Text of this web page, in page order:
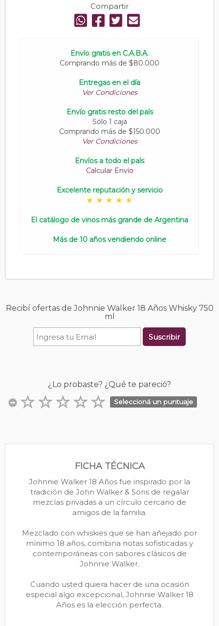
Compartir
Envío gratis en C.A.B.A.
Comprando más de $80.000
Entregas en el día
Ver Condiciones
Envío gratis resto del país
Sólo 1 caja
Comprando más de $150.000
Ver Condiciones
Envíos a todo el país
Calcular Envío
Excelente reputación y servicio
El catálogo de vinos más grande de Argentina
Más de 10 años vendiendo online
Recibí ofertas de Johnnie Walker 18 Años Whisky 750
ml
Suscribir
¿Lo probaste? ¿Qué te pareció?
Seleccioná un puntuaje
FICHA TÉCNICA
Johnnie Walker 18 Años fue inspirado por la
tradición de John Walker & Sons de regalar
mezclas privadas a un círculo cercano de
amigos de la familia.
Mezclado con whiskies que se han añejado por
mínimo 18 años, combina notas sofisticadas y
contemporáneas con sabores clásicos de
Johnnie Walker.
Cuando usted quiera hacer de una ocasión
especial algo excepcional, Johnnie Walker 18
Años es la elección perfecta.